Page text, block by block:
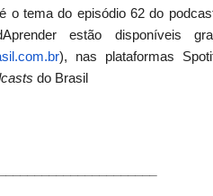
o tema do episódio 62 do
estão disponíveis
), nas plataformas
do Brasil